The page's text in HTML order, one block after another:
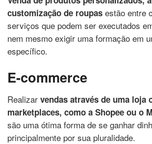
customização de roupas estão entre
serviços que podem ser executados
nem mesmo exigir uma formação em
específico.
E-commerce
Realizar vendas através de uma loja
marketplaces, como a Shopee ou o
são uma ótima forma de se ganhar
principalmente por sua pluralidade.